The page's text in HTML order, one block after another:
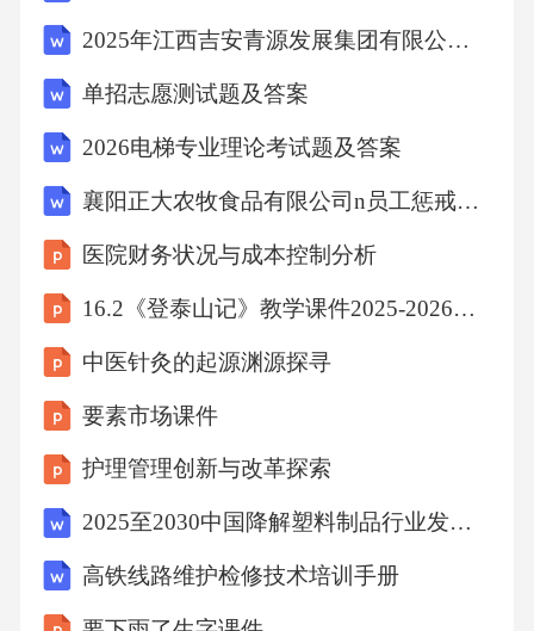
3、本协议履行过程中如发生任何争议，双方应
首先通过友好协商解决；若协商无果，任何一
民法院提起诉讼。
4、本协议未尽事宜，双方可另行协商并签订补
力。
5、双方确认，已仔细阅读本协议所有条款，并
2025年江西吉安青源发展集团有限公司及下属子公司招聘22人笔试历年典型考点题库附带答案详解
单招志愿测试题及答案
2026电梯专业理论考试题及答案
襄阳正大农牧食品有限公司n员工惩戒管理规定（2026套改）考试试卷
医院财务状况与成本控制分析
16.2《登泰山记》教学课件2025-2026学年统编版高中语文必修上册
中医针灸的起源渊源探寻
要素市场课件
护理管理创新与改革探索
2025至2030中国降解塑料制品行业发展趋势分析与未来投资战略咨询研究报告
高铁线路维护检修技术培训手册